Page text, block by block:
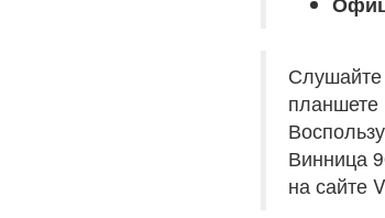
планшете
Винница
на сайте